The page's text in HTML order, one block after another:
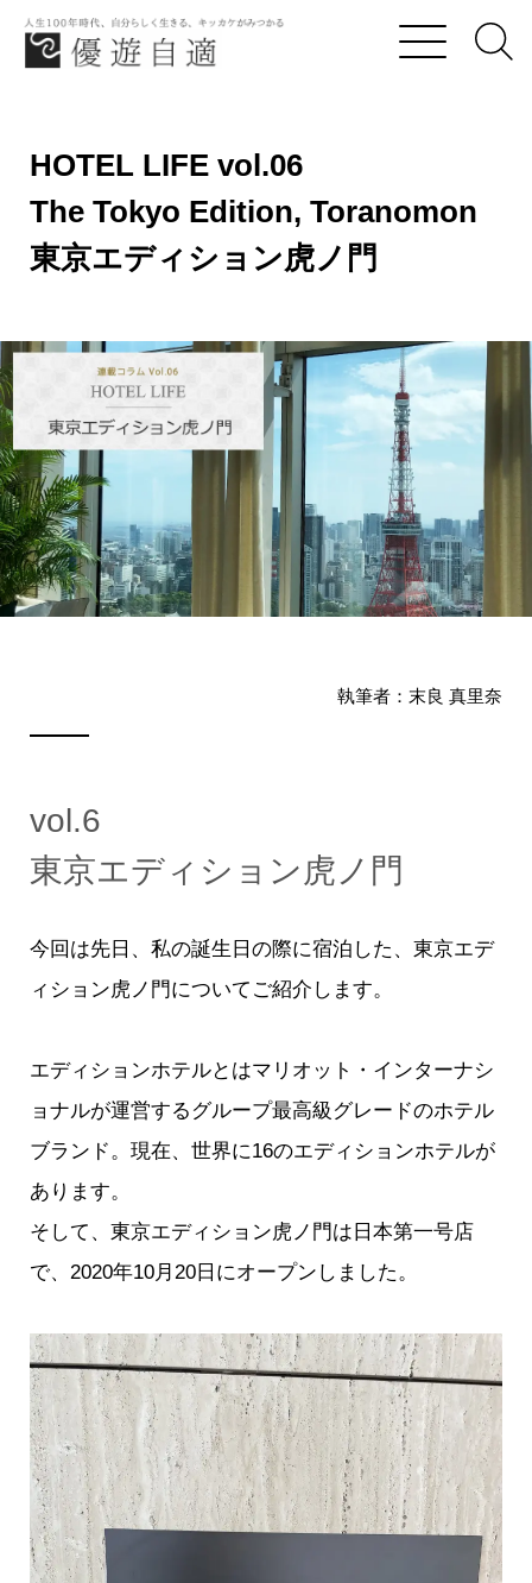
The Tokyo Edition, Toranomon 東京エディション虎ノ門
HOTEL LIFE vol.06
The Tokyo Edition, Toranomon
東京エディション虎ノ門
執筆者：末良 真里奈
vol.6
東京エディション虎ノ門
今回は先日、私の誕生日の際に宿泊した、東京エデ
ィション虎ノ門についてご紹介します。
エディションホテルとはマリオット・インターナシ
ョナルが運営するグループ最高級グレードのホテル
ブランド。現在、世界に16のエディションホテルが
あります。
そして、東京エディション虎ノ門は日本第一号店
で、2020年10月20日にオープンしました。